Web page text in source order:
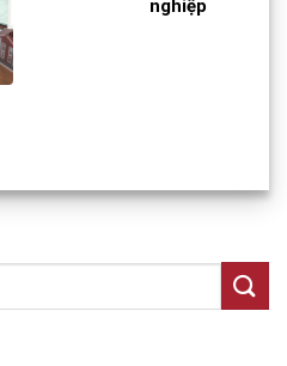
nghiệp